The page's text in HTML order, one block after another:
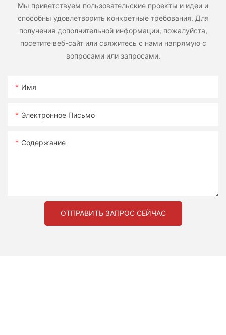
Мы приветствуем пользовательские проекты и идеи и
способны удовлетворить конкретные требования. Для
получения дополнительной информации, пожалуйста,
посетите веб-сайт или свяжитесь с нами напрямую с
вопросами или запросами.
Имя
Электронное Письмо
Содержание
ОТПРАВИТЬ ЗАПРОС СЕЙЧАС